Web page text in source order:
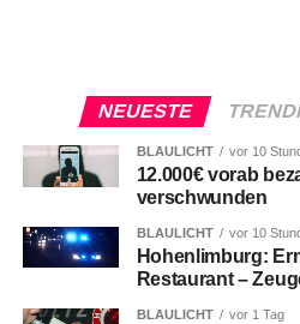
NEUESTE
BLAULICHT vor 10
12.000€ vorab
verschwunden
BLAULICHT vor 10
Hohenlimburg:
Restaurant –
BLAULICHT vor 1 Tag